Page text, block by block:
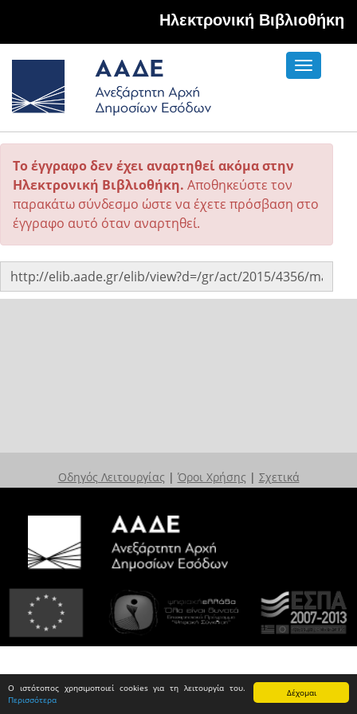
Δέχομαι
Ο ιστότοπος χρησιμοποιεί cookies για τη λειτουργία του.
Περισσότερα
Hλεκτρονική Βιβλιοθήκη
Toggle
Το έγγραφο δεν έχει αναρτηθεί ακόμα στην
Ηλεκτρονική Βιβλιοθήκη. Αποθηκεύστε τον
παρακάτω σύνδεσμο ώστε να έχετε πρόσβαση στο
έγγραφο αυτό όταν αναρτηθεί.
Οδηγός Λειτουργίας | Όροι Χρήσης | Σχετικά